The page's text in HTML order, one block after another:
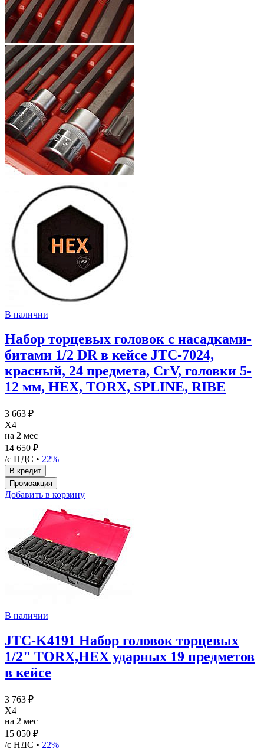
В наличии
Набор торцевых головок с насадками-
битами 1/2 DR в кейсе JTC-7024,
красный, 24 предмета, CrV, головки 5-
12 мм, HEX, TORX, SPLINE, RIBE
3 663 ₽
X4
на 2 мес
14 650 ₽
/с НДС • 22%
Добавить в корзину
В наличии
JTC-K4191 Набор головок торцевых
1/2" TORX,HEX ударных 19 предметов
в кейсе
3 763 ₽
X4
на 2 мес
15 050 ₽
/с НДС • 22%